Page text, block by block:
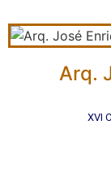
Arq.
XVI